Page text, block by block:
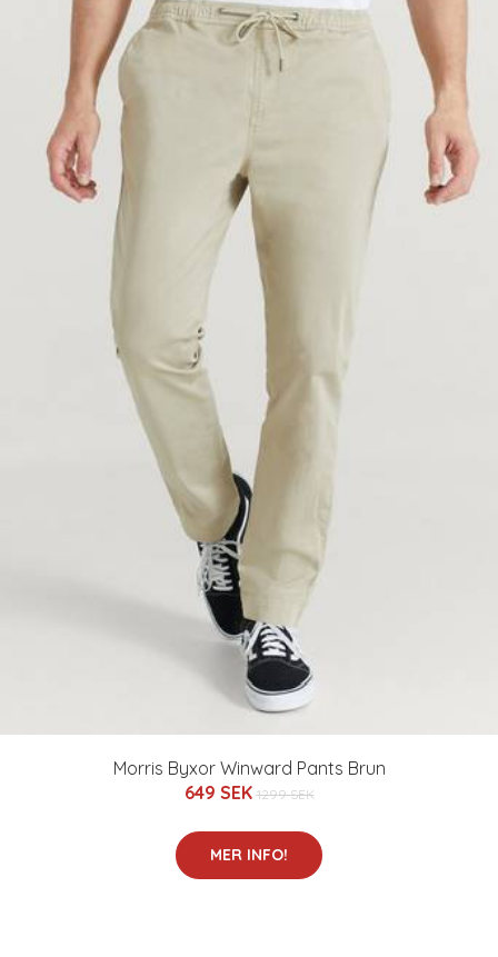
Morris Byxor Winward Pants Brun
649 SEK 1299 SEK
MER INFO!